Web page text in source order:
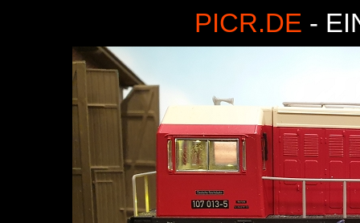
PICR.DE -